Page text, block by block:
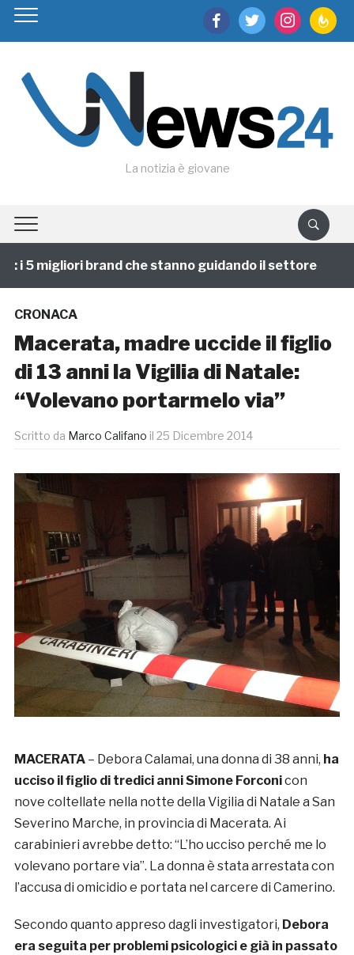
facebooktwitter instagram
La notizia è giovane
migliori brand che stanno guidando il settore
CRONACA
Macerata, madre uccide il figlio
di 13 anni la Vigilia di Natale:
“Volevano portarmelo via”
Scritto da Marco Califano il 25 Dicembre 2014
MACERATA– Debora Calamai, una donna di 38 anni, ha
ucciso il figlio di tredici anni Simone Forconicon
nove coltellate nella notte della Vigilia di Natale a San
Severino Marche, in provincia di Macerata. Ai
carabinieri avrebbe detto: “L’ho ucciso perché me lo
volevano portare via”. La donna è stata arrestata con
l’accusa di omicidio e portata nel carcere di Camerino.
Secondo quanto appreso dagli investigatori, Debora
era seguita per problemi psicologici e già in passato